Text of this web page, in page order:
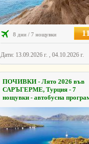
8 дни / 7 нощувки
Дати: 13.09.2026 г. , 04.10.2026 г.
ПОЧИВКИ - Лято 2026 във
САРЪГЕРМЕ, Турция - 7
нощувки - автобусна